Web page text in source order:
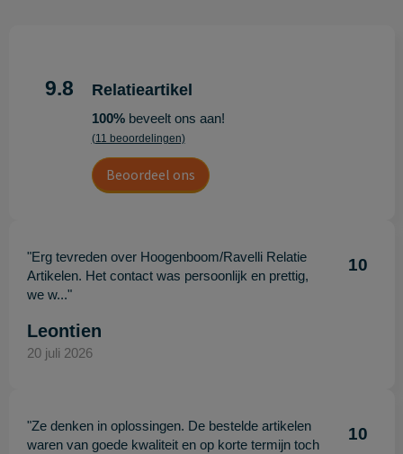
9.8 Relatieartikel
100%beveelt ons aan!
(11 beoordelingen)
Beoordeel ons
"Erg tevreden over Hoogenboom/Ravelli Relatie
Artikelen. Het contact was persoonlijk en prettig,
we w..."
10
Leontien
20 juli 2026
"Ze denken in oplossingen. De bestelde artikelen
waren van goede kwaliteit en op korte termijn toch
10